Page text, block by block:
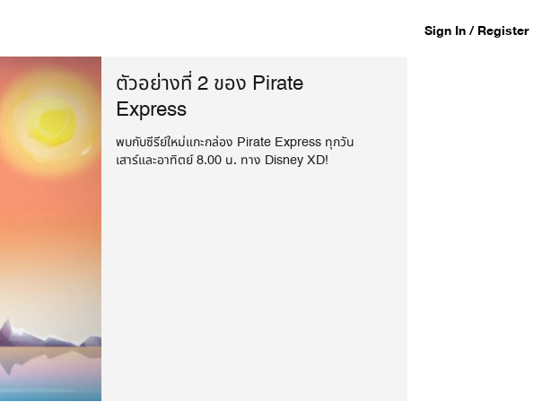
Sign In / Register
ตัวอย่างที่ 2 ของ Pirate
Express
พบกับซีรีย์ใหม่แกะกล่อง Pirate Express ทุกวัน
เสาร์และอาทิตย์ 8.00 น. ทาง Disney XD!